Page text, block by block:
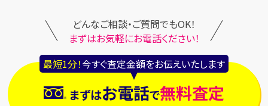
どんなご相談・ご質問でもOK！
まずはお気軽にお電話ください！
最短1分！今すぐ査定金額をお伝えいたします
まずはお電話で無料査定